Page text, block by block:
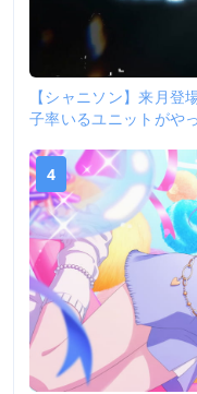
【シャニソン】来月登
子率いるユニットがや
4